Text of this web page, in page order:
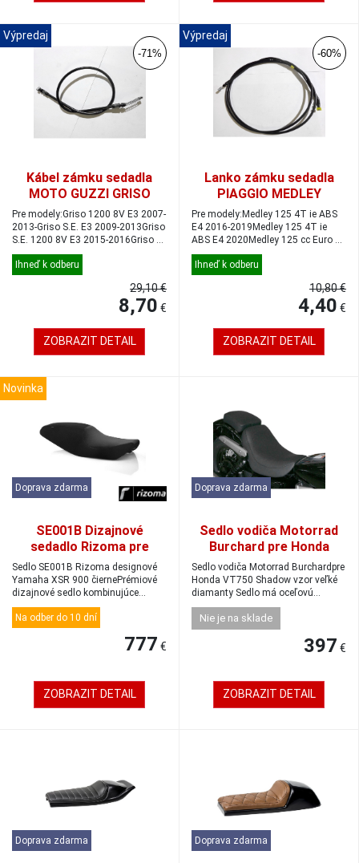
Výpredaj
-71%
Kábel zámku sedadla
MOTO GUZZI GRISO
Pre modely:Griso 1200 8V E3 2007-
2013-Griso S.E. E3 2009-2013Griso
S.E. 1200 8V E3 2015-2016Griso V
...
Ihneď k odberu
29,10 €
8,70 €
ZOBRAZIT DETAIL
Výpredaj
-60%
Lanko zámku sedadla
PIAGGIO MEDLEY
125/150
Pre modely:Medley 125 4T ie ABS
E4 2016-2019Medley 125 4T ie
ABS E4 2020Medley 125 cc Euro 5
2021Med...
Ihneď k odberu
10,80 €
4,40 €
ZOBRAZIT DETAIL
Novinka
Doprava zdarma
SE001B Dizajnové
sedadlo Rizoma pre
Yamaha XSR 900 čierne
Sedlo SE001B Rizoma designové
Yamaha XSR 900 čiernePrémiové
dizajnové sedlo kombinujúce
neoprén a te...
Na odber do 10 dní
777 €
ZOBRAZIT DETAIL
Doprava zdarma
Sedlo vodiča Motorrad
Burchard pre Honda
VT750 Shadow vzor
veľké diamanty
Sedlo vodiča Motorrad Burchardpre
Honda VT750 Shadow vzor veľké
diamanty Sedlo má oceľovú
základňu P...
Nie je na sklade
397 €
ZOBRAZIT DETAIL
Doprava zdarma Doprava zdarma